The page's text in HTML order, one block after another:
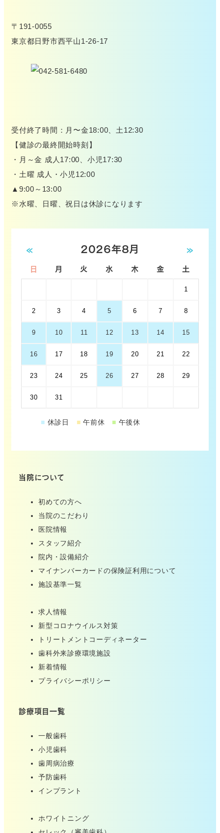
〒191-0055
東京都日野市西平山1-26-17
受付終了時間：月〜金18:00、土12:30
【健診の最終開始時刻】
・月～金 成人17:00、小児17:30
・土曜 成人・小児12:00
▲9:00～13:00
※水曜、日曜、祝日は休診になります
« 2026年8月 »
日 月 火 水 木 金 土
1
2 3 4 5 6 7 8
9 10 11 12 13 14 15
16 17 18 19 20 21 22
23 24 25 26 27 28 29
30 31
■ 休診日 ■ 午前休 ■ 午後休
当院について
初めての方へ
当院のこだわり
医院情報
スタッフ紹介
院内・設備紹介
マイナンバーカードの保険証利用について
施設基準一覧
求人情報
新型コロナウイルス対策
トリートメントコーディネーター
歯科外来診療環境施設
新着情報
プライバシーポリシー
診療項目一覧
一般歯科
小児歯科
歯周病治療
予防歯科
インプラント
ホワイトニング